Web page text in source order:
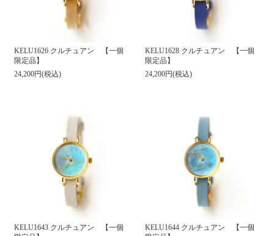
KELU1626 クルチュアン 【一個
限定品】
24,200円(税込)
KELU1628 クルチュアン 【一個
限定品】
24,200円(税込)
KELU1643 クルチュアン 【一個
KELU1644 クルチュアン 【一個